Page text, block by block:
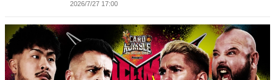
2026/7/27 17:00